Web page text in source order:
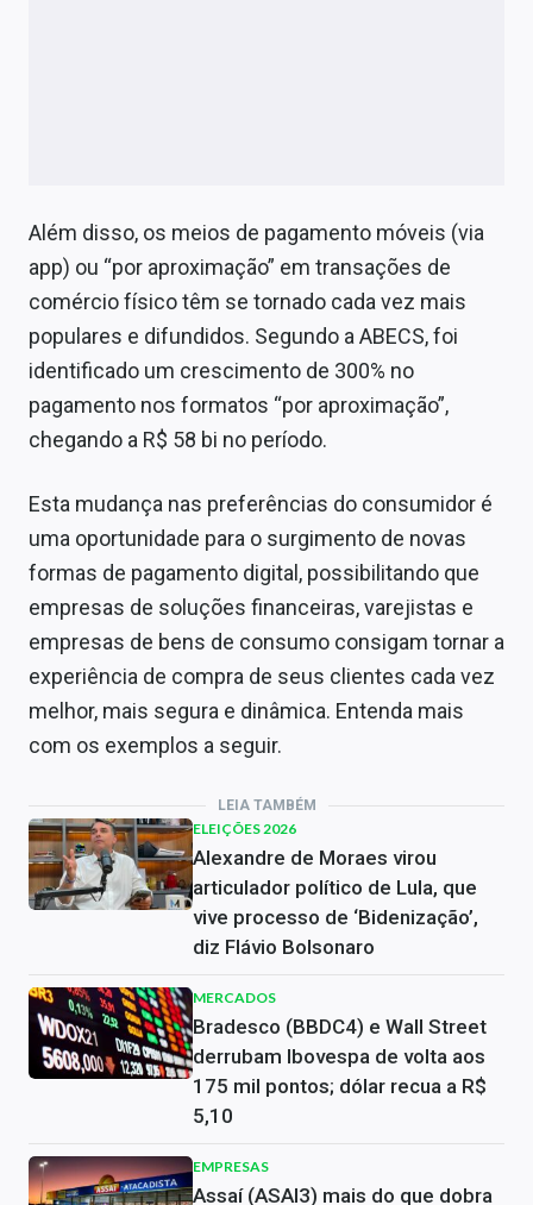
Além disso, os meios de pagamento móveis (via
app) ou “por aproximação” em transações de
comércio físico têm se tornado cada vez mais
populares e difundidos. Segundo a ABECS, foi
identificado um crescimento de 300% no
pagamento nos formatos “por aproximação”,
chegando a R$ 58 bi no período.
Esta mudança nas preferências do consumidor é
uma oportunidade para o surgimento de novas
formas de pagamento digital, possibilitando que
empresas de soluções financeiras, varejistas e
empresas de bens de consumo consigam tornar a
experiência de compra de seus clientes cada vez
melhor, mais segura e dinâmica. Entenda mais
com os exemplos a seguir.
LEIA TAMBÉM
ELEIÇÕES 2026
Alexandre de Moraes virou
articulador político de Lula, que
vive processo de ‘Bidenização’,
diz Flávio Bolsonaro
MERCADOS
Bradesco (BBDC4) e Wall Street
derrubam Ibovespa de volta aos
175 mil pontos; dólar recua a R$
5,10
EMPRESAS
Assaí (ASAI3) mais do que dobra